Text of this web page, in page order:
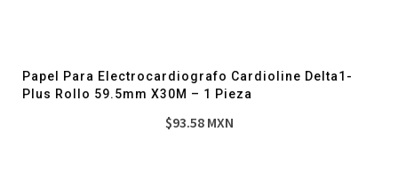
Papel Para Electrocardiografo Cardioline Delta1-
Plus Rollo 59.5mm X30M – 1 Pieza
$93.58MXN